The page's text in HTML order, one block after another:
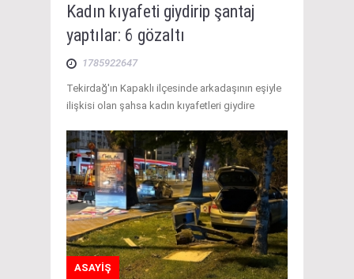
Kadın kıyafeti giydirip şantaj
yaptılar: 6 gözaltı
1785922647
Tekirdağ'ın Kapaklı ilçesinde arkadaşının eşiyle
ilişkisi olan şahsa kadın kıyafetleri giydire
ASAYİŞ